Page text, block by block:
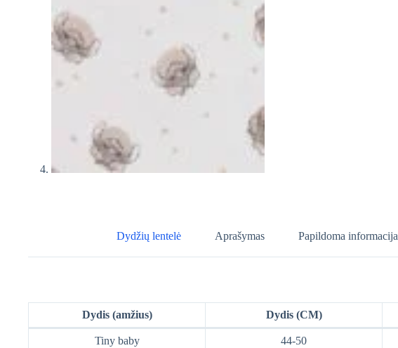
Dydžių lentelė Aprašymas Papildoma informacija
Dydis (amžius) Dydis (CM)
Tiny baby 44-50